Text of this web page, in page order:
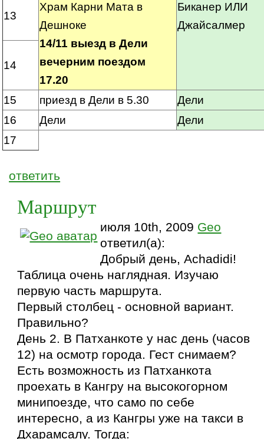
Храм Карни Мата в
Дешноке
14/11 выезд в Дели
вечерним поездом
17.20
Биканер ИЛИ
Джайсалмер
13
14
15 приезд в Дели в 5.30
Дели
16
Дели
Дели
17
ответить
Маршрут
июля 10th, 2009 Geo
ответил(а):
Добрый день, Achadidi!
Таблица очень наглядная. Изучаю
первую часть маршрута.
Первый столбец - основной вариант.
Правильно?
День 2. В Патханкоте у нас день (часов
12) на осмотр города. Гест снимаем?
Есть возможность из Патханкота
проехать в Кангру на высокогорном
минипоезде, что само по себе
интересно, а из Кангры уже на такси в
Дхарамсалу. Тогда: